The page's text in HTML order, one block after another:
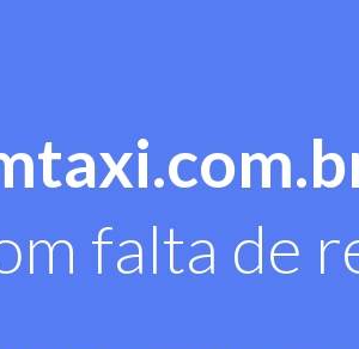
falta de